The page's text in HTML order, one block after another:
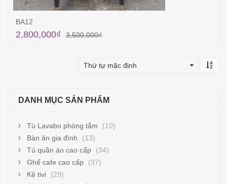
BA12
3,500,000₫
2,800,000₫
DANH MỤC SẢN PHẨM
Tủ Lavabo phòng tắm
(10)
Bàn ăn gia đình
(13)
Tủ quần áo cao cấp
(34)
Ghế cafe cao cấp
(37)
Kệ tivi
(29)